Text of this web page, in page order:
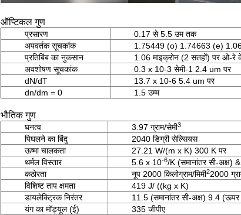
ऑप्टिकल गुण
प्रसारण
0.17 से 5.5 उम तक
अपवर्तक सूचकांक
1.75449 (o) 1.74663 (e)
प्रतिबिंब का नुकसान
1.06 माइक्रोन (2 सतहों) पर ओ-
अवशोषण सूचकांक
0.3 x 10-3 सेमी-1 2.4 um पर
dN/dT
13.7 x 10-6 5.4 um पर
dn/dm = 0
1.5 उम्म
भौतिक गुण
घनत्व 3.97 ग्राम/सेमी3
पिघलने का बिंदु
2040 डिग्री सेल्सियस
ऊष्मा चालकता
27.21 W/(m x K) 300 K पर
थर्मल विस्तार
5.6 x 10-6/K (समानांतर सी-अक्ष)
कठोरता
नूप 2000 किलोग्राम/मिमी22000
विशिष्ट ताप क्षमता
419 J/ ((kg x K)
डायलेक्ट्रिक निरंतर
11.5 (समानांतर सी-अक्ष) 9.4
यंग का मॉड्यूल (ई)
335 जीपीए